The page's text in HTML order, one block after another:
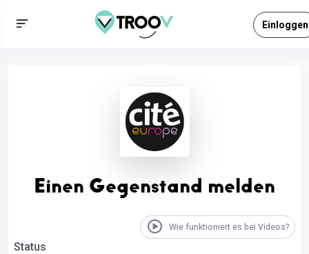
Einloggen
Einen Gegenstand melden
Wie funktioniert es bei Videos?
Status